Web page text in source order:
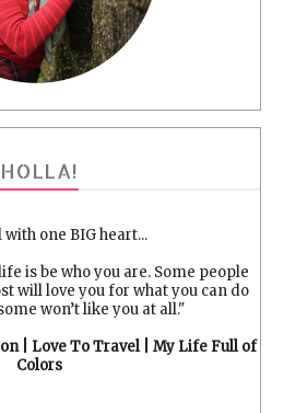
HOLLA!
one BIG heart...
is be who you are. Some people
will love you for what you can do
won’t like you at all."
| Love To Travel | My Life Full of
Colors